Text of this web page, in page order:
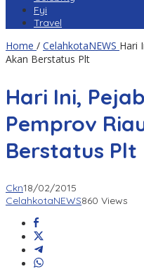
Fyi
Travel
Home / CelahkotaNEWS Hari
Akan Berstatus Plt
Hari Ini,
Pemprov
Berstatus Plt
Ckn18/02/2015
CelahkotaNEWS860 Views